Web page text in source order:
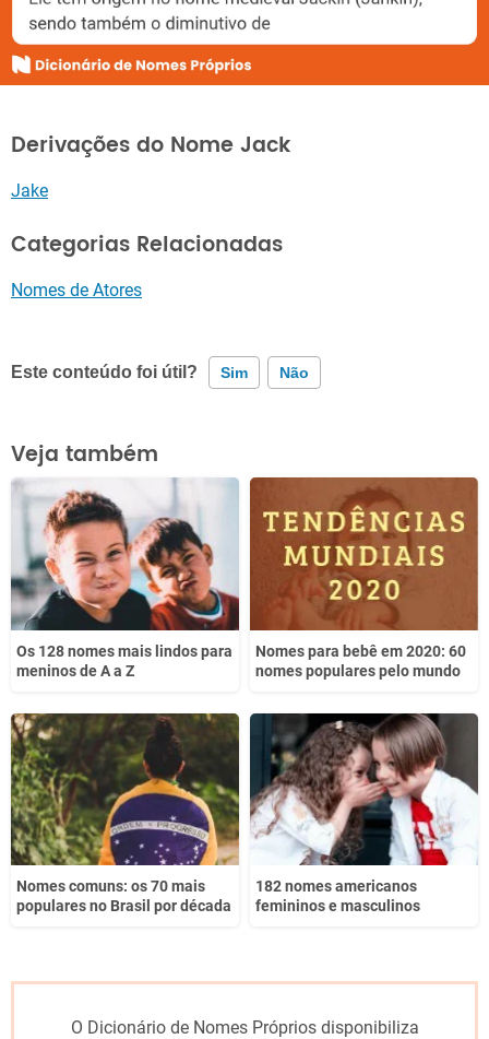
Derivações do Nome Jack
Jake
Categorias Relacionadas
Nomes de Atores
Este conteúdo foi útil? Sim Não
Este conteúdo contém informação incorreta
Este conteúdo não tem a informação que procuro
Outro
Veja também
Os 128 nomes mais lindos para
meninos de A a Z
Nomes para bebê em 2020: 60
nomes populares pelo mundo
Nomes comuns: os 70 mais
populares no Brasil por década
182 nomes americanos
femininos e masculinos
O Dicionário de Nomes Próprios disponibiliza